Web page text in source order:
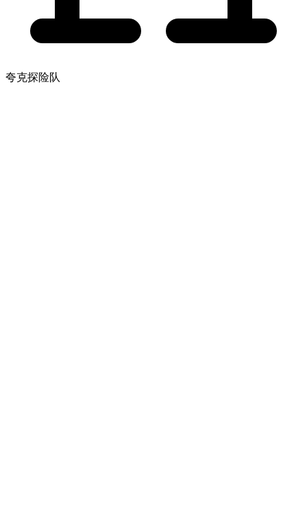
夸克探险队